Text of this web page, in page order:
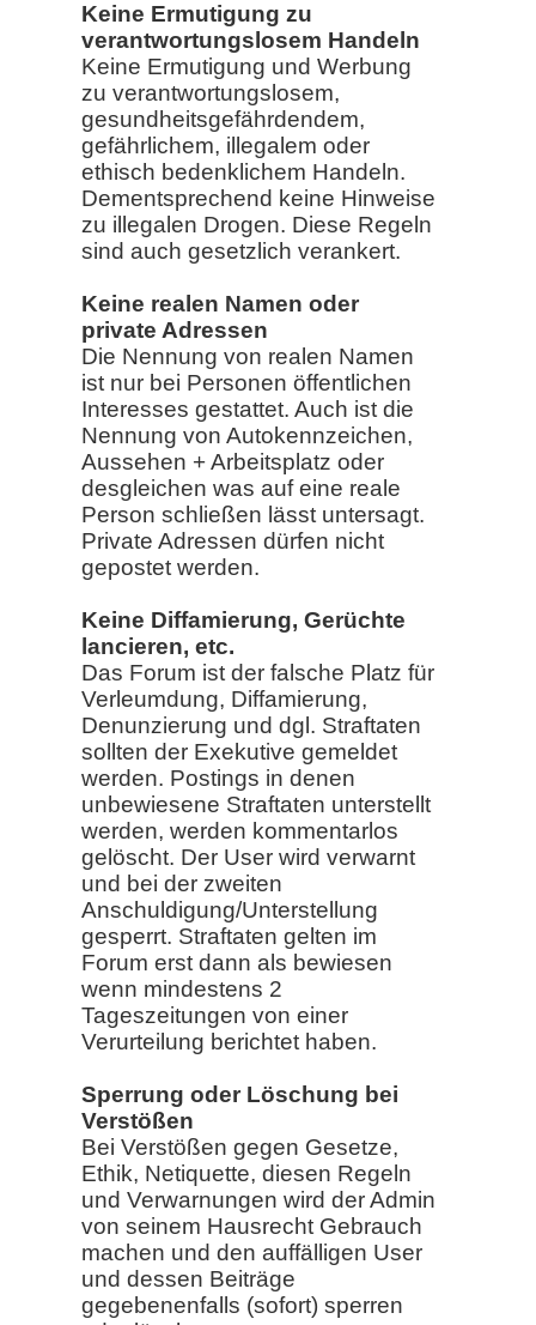
Keine Ermutigung zu
verantwortungslosem Handeln
Keine Ermutigung und Werbung
zu verantwortungslosem,
gesundheitsgefährdendem,
gefährlichem, illegalem oder
ethisch bedenklichem Handeln.
Dementsprechend keine Hinweise
zu illegalen Drogen. Diese Regeln
sind auch gesetzlich verankert.
Keine realen Namen oder
private Adressen
Die Nennung von realen Namen
ist nur bei Personen öffentlichen
Interesses gestattet. Auch ist die
Nennung von Autokennzeichen,
Aussehen + Arbeitsplatz oder
desgleichen was auf eine reale
Person schließen lässt untersagt.
Private Adressen dürfen nicht
gepostet werden.
Keine Diffamierung, Gerüchte
lancieren, etc.
Das Forum ist der falsche Platz für
Verleumdung, Diffamierung,
Denunzierung und dgl. Straftaten
sollten der Exekutive gemeldet
werden. Postings in denen
unbewiesene Straftaten unterstellt
werden, werden kommentarlos
gelöscht. Der User wird verwarnt
und bei der zweiten
Anschuldigung/Unterstellung
gesperrt. Straftaten gelten im
Forum erst dann als bewiesen
wenn mindestens 2
Tageszeitungen von einer
Verurteilung berichtet haben.
Sperrung oder Löschung bei
Verstößen
Bei Verstößen gegen Gesetze,
Ethik, Netiquette, diesen Regeln
und Verwarnungen wird der Admin
von seinem Hausrecht Gebrauch
machen und den auffälligen User
und dessen Beiträge
gegebenenfalls (sofort) sperren